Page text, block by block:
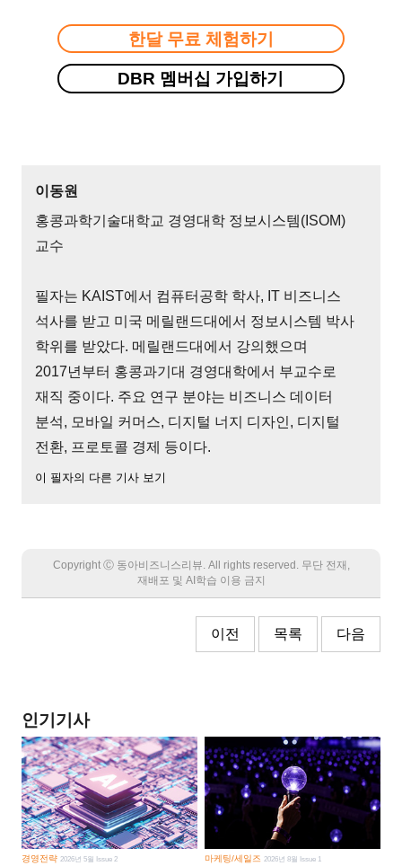
한달 무료 체험하기
DBR 멤버십 가입하기
이동원
홍콩과학기술대학교 경영대학 정보시스템(ISOM)
교수
필자는 KAIST에서 컴퓨터공학 학사, IT 비즈니스
석사를 받고 미국 메릴랜드대에서 정보시스템 박사
학위를 받았다. 메릴랜드대에서 강의했으며
2017년부터 홍콩과기대 경영대학에서 부교수로
재직 중이다. 주요 연구 분야는 비즈니스 데이터
분석, 모바일 커머스, 디지털 너지 디자인, 디지털
전환, 프로토콜 경제 등이다.
이 필자의 다른 기사 보기
Copyright Ⓒ 동아비즈니스리뷰. All rights reserved. 무단 전재,
재배포 및 AI학습 이용 금지
이전 목록 다음
인기기사
경영전략 2026년 5월 Issue 2 마케팅/세일즈 2026년 8월 Issue 1